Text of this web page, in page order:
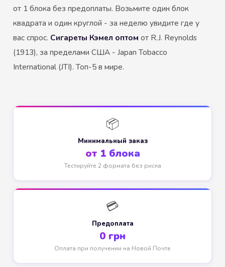
от 1 блока без предоплаты. Возьмите один блок
квадрата и один круглой - за неделю увидите где у
вас спрос. Сигареты Кэмел оптом от R.J. Reynolds
(1913), за пределами США - Japan Tobacco
International (JTI). Топ-5 в мире.
📦
Минимальный заказ
от 1 блока
Тестируйте 2 формата без риска
💳
Предоплата
0 грн
Оплата при получении на Новой Почте